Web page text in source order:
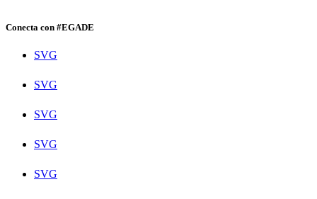
Conecta con #EGADE
SVG
SVG
SVG
SVG
SVG